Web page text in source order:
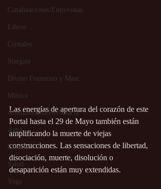
Canalizaciones/Entrevistas
Libros
Cristales
Stargate
Divino Femenino y Masc.
Música
Aromaterapia/Herbolaria
Agua
Ciencia
Salud
Yoga
Las energías de apertura del corazón de este
Portal hasta el 29 de Mayo también están
amplificando la muerte de viejas
construcciones. Las sensaciones de libertad,
disociación, muerte, disolución o
desaparición están muy extendidas.